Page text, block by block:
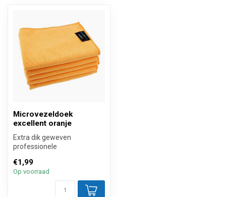
Microvezeldoek
excellent oranje
Extra dik geweven
professionele
oranje met een formaat ...
€1,99
Op voorraad